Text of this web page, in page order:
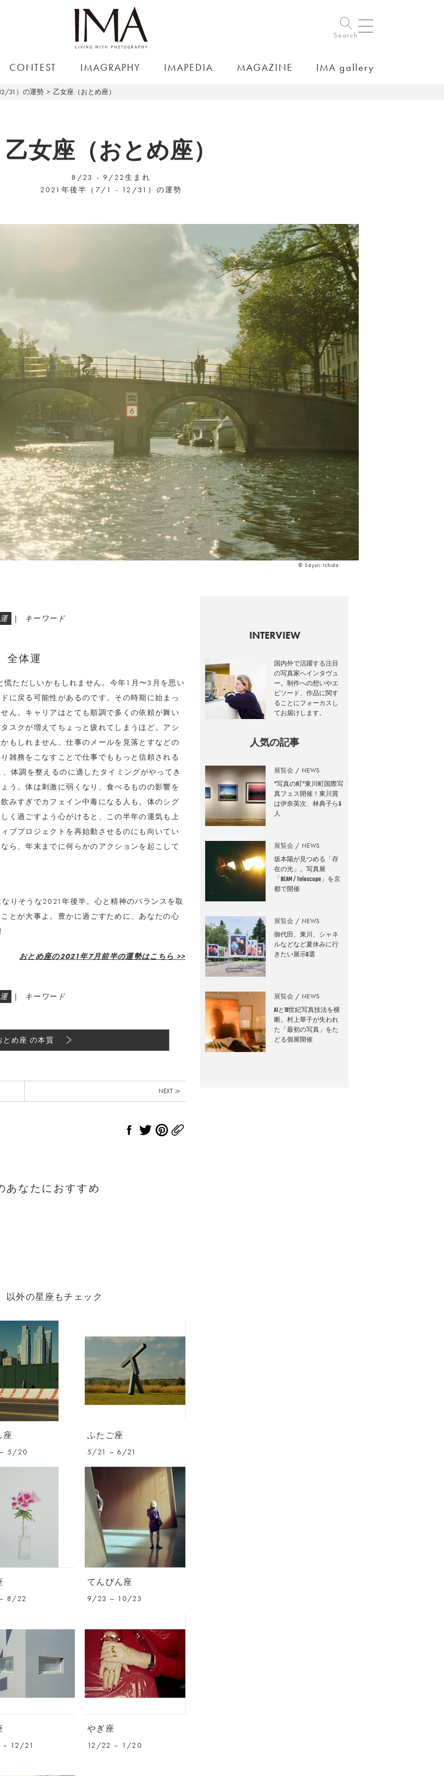
Search
CONTEST IMAGRAPHY IMAPEDIA MAGAZINE IMA gallery
31）の運勢 乙女座（おとめ座）
乙女座（おとめ座）
8/23 - 9/22生まれ
2021年後半（7/1 - 12/31）の運勢
© Sayuri Ichida
| キーワード
全体運
ただしいかもしれません。今年1月〜3月を思い
に戻る可能性があるのです。その時期に始まっ
ん。キャリアはとても順調で多くの依頼が舞い
スクが増えてちょっと疲れてしまうほど。アシ
もしれません。仕事のメールを見落とすなどの
雑務をこなすことで仕事でももっと信頼される
体調を整えるのに適したタイミングがやってき
う。体は刺激に弱くなり、食べるものの影響を
みすぎでカフェイン中毒になる人も。体のシグ
く過ごすよう心がけると、この半年の運気も上
ブプロジェクトを再始動させるのにも向いてい
ら、年末までに何らかのアクションを起こして
りそうな2021年後半。心と精神のバランスを取
とが大事よ。豊かに過ごすために、あなたの心
おとめ座の2021年7月前半の運勢はこちら >>
| キーワード
とめ座 の本質
NEXT ≫
あなたにおすすめ
外の星座もチェック
座
5/20
ふたご座
5/21 – 6/21
8/22
てんびん座
9/23 – 10/23
12/21
やぎ座
12/22 – 1/20
INTERVIEW
国内外で活躍する注目
の写真家へインタヴュ
ー。制作への想いやエ
ピソード、作品に関す
ることにフォーカスし
てお届けします。
人気の記事
展覧会 NEWS
”写真の町”東川町国際写
真フェス開催！東川賞
は伊奈英次、林典子ら5
人
展覧会 NEWS
坂本陽が見つめる「存
在の光」。写真展
「BEAM / Telescope」を京
都で開催
展覧会 NEWS
御代田、東川、シャネ
ルなどなど夏休みに行
きたい展示6選
展覧会 NEWS
AIと19世紀写真技法を横
断。村上華子が失われ
た「最初の写真」をた
どる個展開催